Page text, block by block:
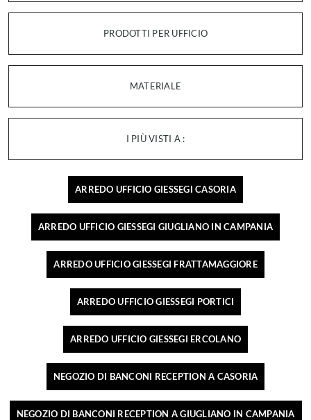
PRODOTTI PER UFFICIO
MATERIALE
I PIÙ VISTI A :
ARREDO UFFICIO GIESSEGI CASORIA
ARREDO UFFICIO GIESSEGI GIUGLIANO IN CAMPANIA
ARREDO UFFICIO GIESSEGI FRATTAMAGGIORE
ARREDO UFFICIO GIESSEGI PORTICI
ARREDO UFFICIO GIESSEGI ERCOLANO
NEGOZIO DI BANCONI RECEPTION A CASORIA
NEGOZIO DI BANCONI RECEPTION A GIUGLIANO IN CAMPANIA